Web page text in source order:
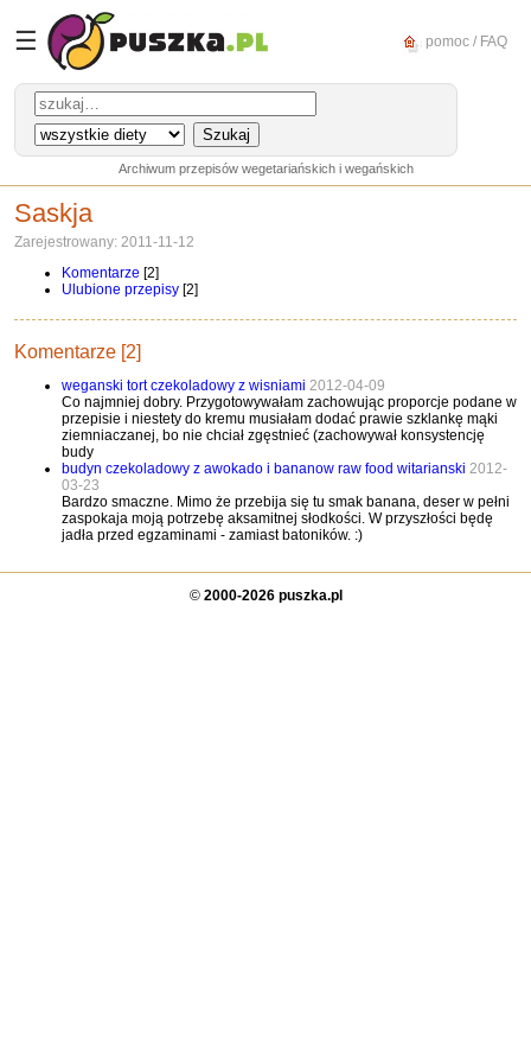
☰ pomoc / FAQ
Archiwum przepisów wegetariańskich i wegańskich
Saskja
Zarejestrowany: 2011-11-12
Komentarze [2]
Ulubione przepisy [2]
Komentarze [2]
weganski tort czekoladowy z wisniami 2012-04-09
Co najmniej dobry. Przygotowywałam zachowując proporcje podane w
przepisie i niestety do kremu musiałam dodać prawie szklankę mąki
ziemniaczanej, bo nie chciał zgęstnieć (zachowywał konsystencję
budy
budyn czekoladowy z awokado i bananow raw food witarianski 2012-
03-23
Bardzo smaczne. Mimo że przebija się tu smak banana, deser w pełni
zaspokaja moją potrzebę aksamitnej słodkości. W przyszłości będę
jadła przed egzaminami - zamiast batoników. :)
© 2000-2026 puszka.pl